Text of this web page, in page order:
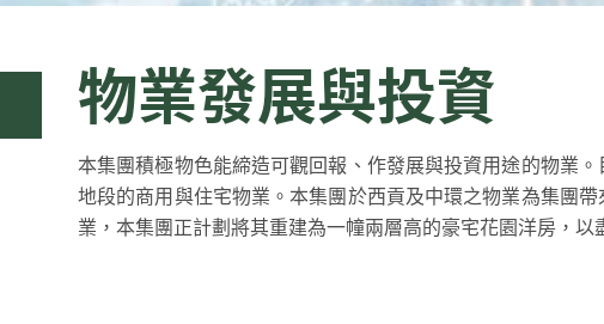
物業發展與投資
本集團積極物色能締造可觀回報、作發展與投資用途的物業
地段的商用與住宅物業。本集團於西貢及中環之物業為集團
業，本集團正計劃將其重建為一幢兩層高的豪宅花園洋房，以